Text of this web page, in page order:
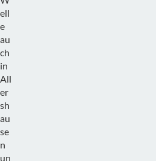
ell
e
au
ch
in
All
er
sh
au
se
n
un